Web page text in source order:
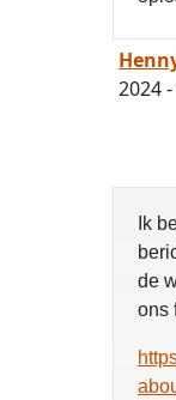
2024
Ik
de
ons